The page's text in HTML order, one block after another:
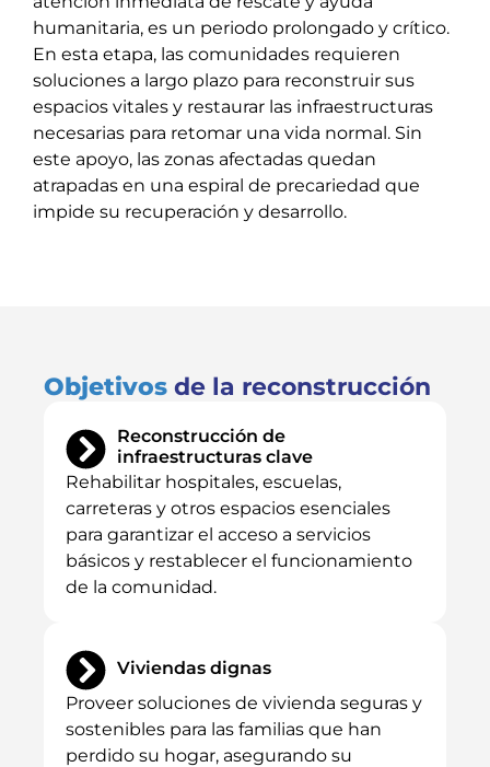
humanitaria, es un periodo prolongado y crítico.
En esta etapa, las comunidades requieren
soluciones a largo plazo para reconstruir sus
espacios vitales y restaurar las infraestructuras
necesarias para retomar una vida normal. Sin
este apoyo, las zonas afectadas quedan
atrapadas en una espiral de precariedad que
impide su recuperación y desarrollo.
Objetivos de la reconstrucción
Reconstrucción de
infraestructuras clave
Rehabilitar hospitales, escuelas,
carreteras y otros espacios esenciales
para garantizar el acceso a servicios
básicos y restablecer el funcionamiento
de la comunidad.
Viviendas dignas
Proveer soluciones de vivienda seguras y
sostenibles para las familias que han
perdido su hogar, asegurando su